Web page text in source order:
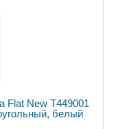
Flat New T449001
белый